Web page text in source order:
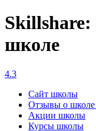
Skillshare:
школе
4.3
Сайт школы
Отзывы о школе
Акции школы
Курсы школы